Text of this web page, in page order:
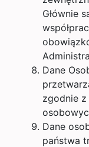
Głównie
Dane
zgodnie
Dane
państwa